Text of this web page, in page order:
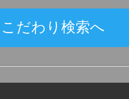
こだわり検索へ